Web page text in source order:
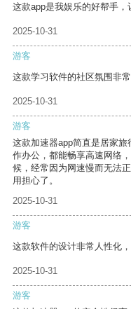
这款app是我娱乐的好帮手，
2025-10-31
游客
这款学习软件的社区氛围非
2025-10-31
游客
这款加速器app简直是居家
作办公，都能畅享高速网络
候，经常因为网速慢而无法
用担心了。
2025-10-31
游客
这款软件的设计非常人性化
2025-10-31
游客